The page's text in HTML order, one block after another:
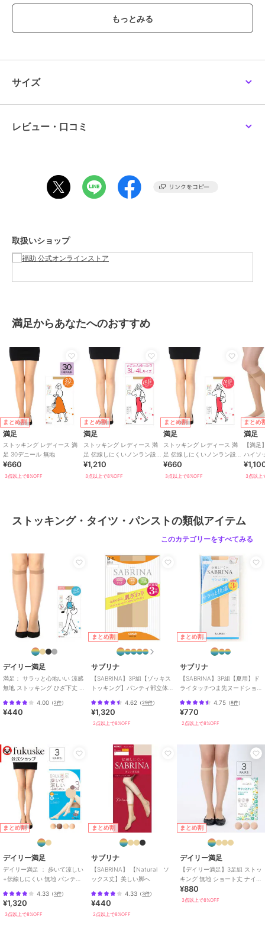
際の商品と色味が多少異なる場合がございます。
●品番：30-140-3111
●カラー：サワーベージュ017，ブラック090，ロゼワイン165，クリ
アヌード330，ヌーディベージュ535
●サイズ詳細：【S-M】身長：145‐160cm ヒップ：80-93cm
この商品は、不良品のみ返品を承ります
タイツ・パンスト
0、サワーベージュ017、ブラック
090、ヌーディベージュ535
サイズ L-LL,S-M,M-L
素材
ナイロン・ポリウレタン
商品のお取り扱い方法
特徴
レッグウェア
無地
ストッキング・タイツ・パンスト
無地
サイズ
レビュー・口コミ
取扱いショップ
満足からあなたへのおすすめ
まとめ割
満足
ストッキング レディース 満
足 30デニール 無地
¥660
3点以上で8%OFF
まとめ割
満足
ストッキング レディース 満
足 伝線しにくいノンラン設計
無地 3L4L
¥1,210
3点以上で8%OFF
まとめ割
満足
ストッキング レディース 満
足 伝線しにくいノンラン設計
無地
¥660
3点以上で8%OFF
まとめ
満足
【満
ハイソ
シュ編
3点以上
ストッキング・タイツ・パンストの類似アイテム
このカテゴリーをすべてみる
デイリー満足
満足： サラッと心地いい 涼感
無地 ストッキング ひざ下丈 コ
4.00 （2件）
¥440
まとめ割
サブリナ
【SABRINA】3P組【ゾッキス
トッキング】パンティ部立体
4.62 （29件）
¥1,320
2点以上で8%OFF
まとめ割
サブリナ
【SABRINA】3P組【夏用】ド
ライタッチつま先ヌードショ
4.75（8件）
¥770
2点以上で8%OFF
まとめ割
デイリー満足
デイリー満足 ： 歩いて涼しい
+伝線しにくい 無地 パンティ
4.33 （3件）
¥1,320
3点以上で8%OFF
まとめ割
サブリナ
【SABRINA】 【Natural ソ
ックス丈】美しい脚へ
4.33 （3件）
¥440
2点以上で8%OFF
まとめ割
デイリー満足
【デイリー満足】3足組 ストッ
キング 無地 ショート丈 ナイロ
ンゾッキ 抗菌防臭 つま先シア
ー補強
¥880
3点以上で8%OFF